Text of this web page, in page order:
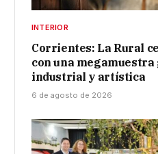
INTERIOR
Corrientes: La Rural
con una megamuestra
industrial y artística
6 de agosto de 2026